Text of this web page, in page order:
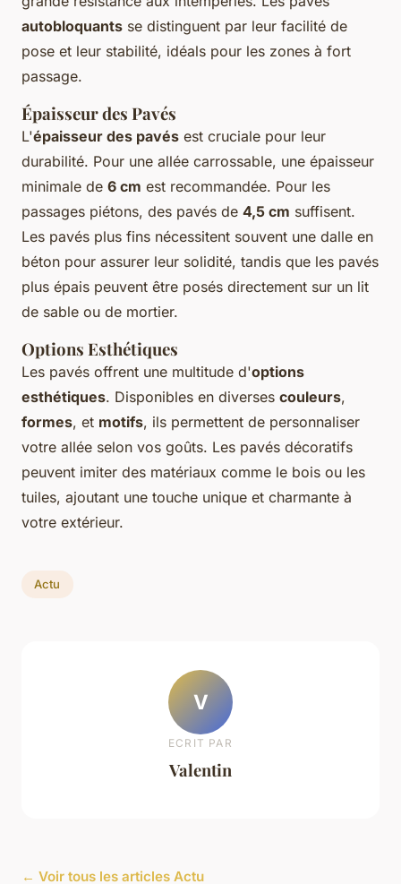
autobloquants se distinguent par leur facilité de
pose et leur stabilité, idéals pour les zones à fort
passage.
Épaisseur des Pavés
L'épaisseur des pavés est cruciale pour leur
durabilité. Pour une allée carrossable, une épaisseur
minimale de 6 cm est recommandée. Pour les
passages piétons, des pavés de 4,5 cm suffisent.
Les pavés plus fins nécessitent souvent une dalle en
béton pour assurer leur solidité, tandis que les pavés
plus épais peuvent être posés directement sur un lit
de sable ou de mortier.
Options Esthétiques
Les pavés offrent une multitude d'options
esthétiques. Disponibles en diverses couleurs,
formes, et motifs, ils permettent de personnaliser
votre allée selon vos goûts. Les pavés décoratifs
peuvent imiter des matériaux comme le bois ou les
tuiles, ajoutant une touche unique et charmante à
votre extérieur.
Actu
V
ECRIT PAR
Valentin
← Voir tous les articles Actu